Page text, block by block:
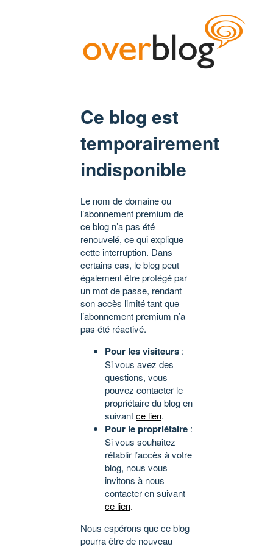
Ce blog est
temporairement
indisponible
Le nom de domaine ou
l’abonnement premium de
ce blog n’a pas été
renouvelé, ce qui explique
cette interruption. Dans
certains cas, le blog peut
également être protégé par
un mot de passe, rendant
son accès limité tant que
l’abonnement premium n’a
pas été réactivé.
Pour les visiteurs :
Si vous avez des
questions, vous
pouvez contacter le
propriétaire du blog en
suivantce lien.
Pour le propriétaire :
Si vous souhaitez
rétablir l’accès à votre
blog, nous vous
invitons à nous
contacter en suivant
ce lien.
Nous espérons que ce blog
pourra être de nouveau